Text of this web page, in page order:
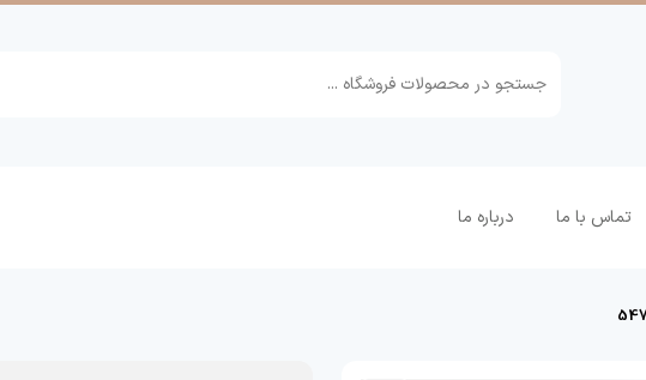
تماس با ما درباره ما